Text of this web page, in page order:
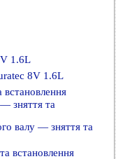
1.6L
8V 1.6L
зняття та
валу — зняття та
встановлення